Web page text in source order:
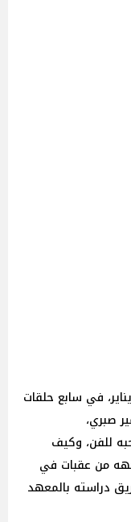
تستضيف إذاعة الأغاني، غدًا الثلاثاء، 31 يناير، في سابع حلقات
صبري،
للفن، وكيف
من عقبات في
دراسته بالمعهد